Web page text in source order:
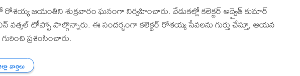
జయంతిని శుక్రవారం ఘనంగా నిర్వహించారు. వేడుకల్లో కలెక్టర్ అద్వైత్ కుమార్
వత్సల్ టోప్పో పాల్గొన్నారు. ఈ సందర్భంగా కలెక్టర్ రోశయ్య సేవలను గుర్తు చేస్తూ, ఆయన
ప్రశంసించారు.
వార్తలు